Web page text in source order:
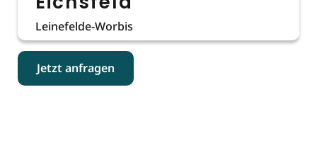
Leinefelde-Worbis
Jetzt anfragen